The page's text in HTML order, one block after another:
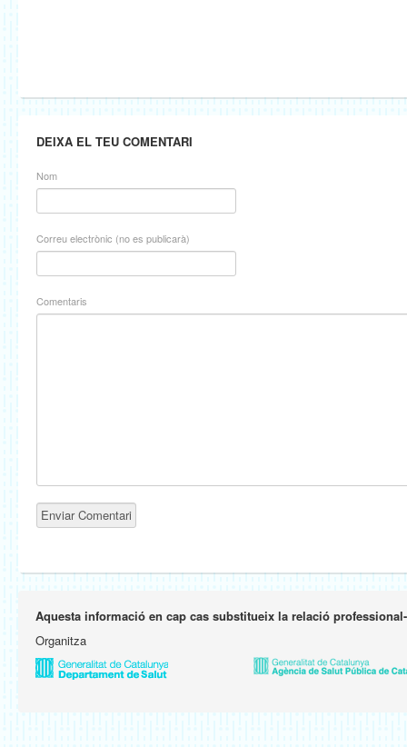
DEIXA EL TEU COMENTARI
Nom
Correu electrònic (no es publicarà)
Comentaris
Aquesta informació en cap cas substitueix la relació
Organitza